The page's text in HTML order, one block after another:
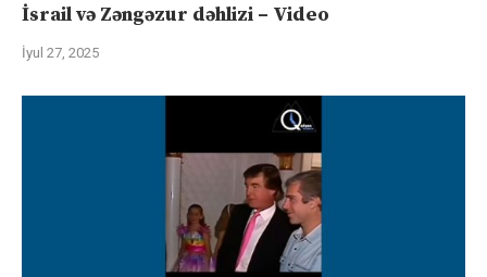
İsrail və Zəngəzur dəhlizi – Video
İyul 27, 2025